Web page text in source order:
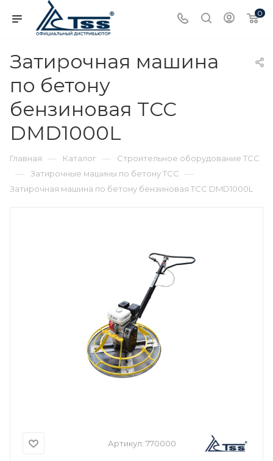
0
Затирочная машина
по бетону
бензиновая ТСС
DMD1000L
Главная — Каталог — Строительное оборудование ТСС
— Затирочные машины по бетону ТСС —
Затирочная машина по бетону бензиновая ТСС DMD1000L
Артикул: 770000